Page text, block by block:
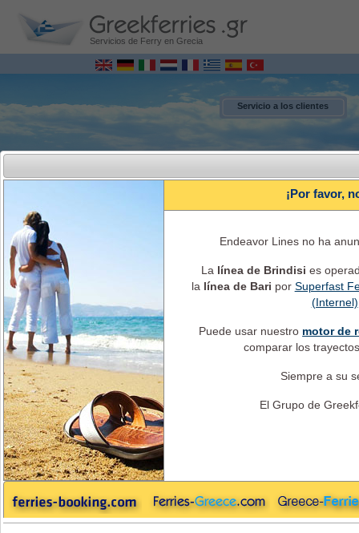
Servicios de Ferry en Grecia
Servicio a los clientes
MENU
Italia - Grecia Ferries Reservas online
Itinerarios, horarios, el costo del ticket, información y servicios de ferry
Solo Ida Ida + Vuelta
Regreso
¡Por favor,
Endeavor Lines no ha
La línea de Brindisi es
la línea de Bari por Superfast
(Internel)
Puede usar nuestro motor de
comparar los
Siempre a su
El Grupo de